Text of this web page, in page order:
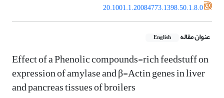
20.1001.1.20084773.1398.50.1.8.0
عنوان مقاله English
Effect of a Phenolic compounds-rich feedstuff on
expression of amylase and β-Actin genes in liver
and pancreas tissues of broilers